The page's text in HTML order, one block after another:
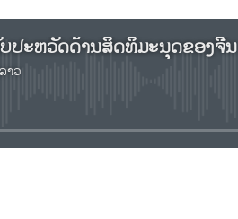
ປະຫວັດດ້ານສິດທິມະນຸດຂອງຈີນ
າວ